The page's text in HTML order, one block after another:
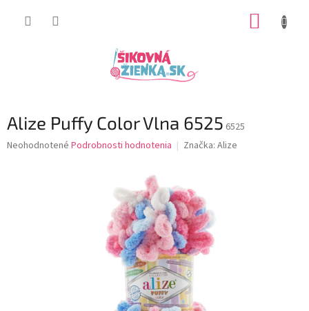
Alize Puffy Color Vlna 6525 6525
Priemerné
Neohodnotené Podrobnosti hodnotenia Značka: Alize